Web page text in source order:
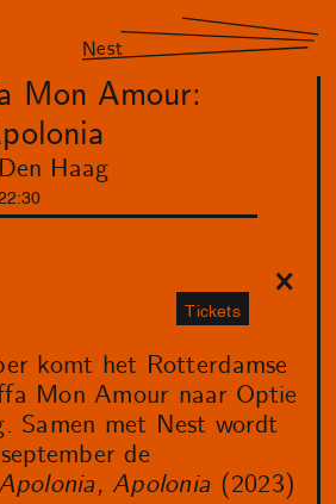
Nest
Mon Amour:
Haag
:30
Tickets
komt het Rotterdamse
Mon Amour naar Optie
Samen met Nest wordt
de
Apolonia (2023)